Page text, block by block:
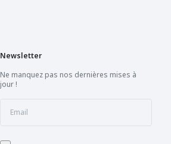
Newsletter
Ne manquez pas nos dernières mises à
jour !